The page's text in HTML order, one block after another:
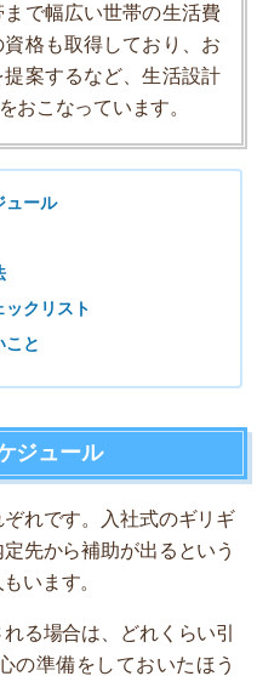
で幅広い世帯の生活費
格も取得しており、お
案するなど、生活設計
おこなっています。
ュール
クリスト
こと
ジュール
れです。入社式のギリギ
先から補助が出るという
います。
る場合は、どれくらい引
の準備をしておいたほう